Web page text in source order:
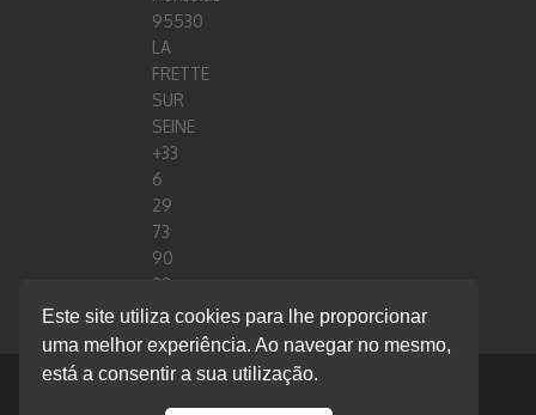
Este site utiliza cookies para lhe proporcionar
uma melhor experiência. Ao navegar no mesmo,
está a consentir a sua utilização.
95530
LA
FRETTE
SUR
SEINE
+33
6
29
73
90
28
stephane.cesario@smartbigdatahub.com
FRANCE